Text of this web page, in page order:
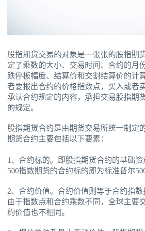
股指期货交易的对象是一张张的股指期
定了乘数的大小、交易时间、合约的月
跌停板幅度、结算价和交割结算价的计
者要报出合约的价格指数点，买入或者
承认合约规定的内容，承担交易股指期
的规定。
股指期货合约是由期货交易所统一制定
期货合约主要包括以下要素：
1、合约标的。即股指期货合约的基础
500指数期货的合约标的即为标准普尔
2、合约价值。合约价值则等于合约指数
由于指数点和合约乘数不同，全球主要
约价值也不相同。